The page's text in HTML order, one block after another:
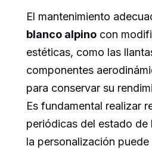
El mantenimiento
blanco alpino con
estéticas, como las
componentes
para conservar su
Es fundamental realizar
periódicas del estado de
la personalización puede